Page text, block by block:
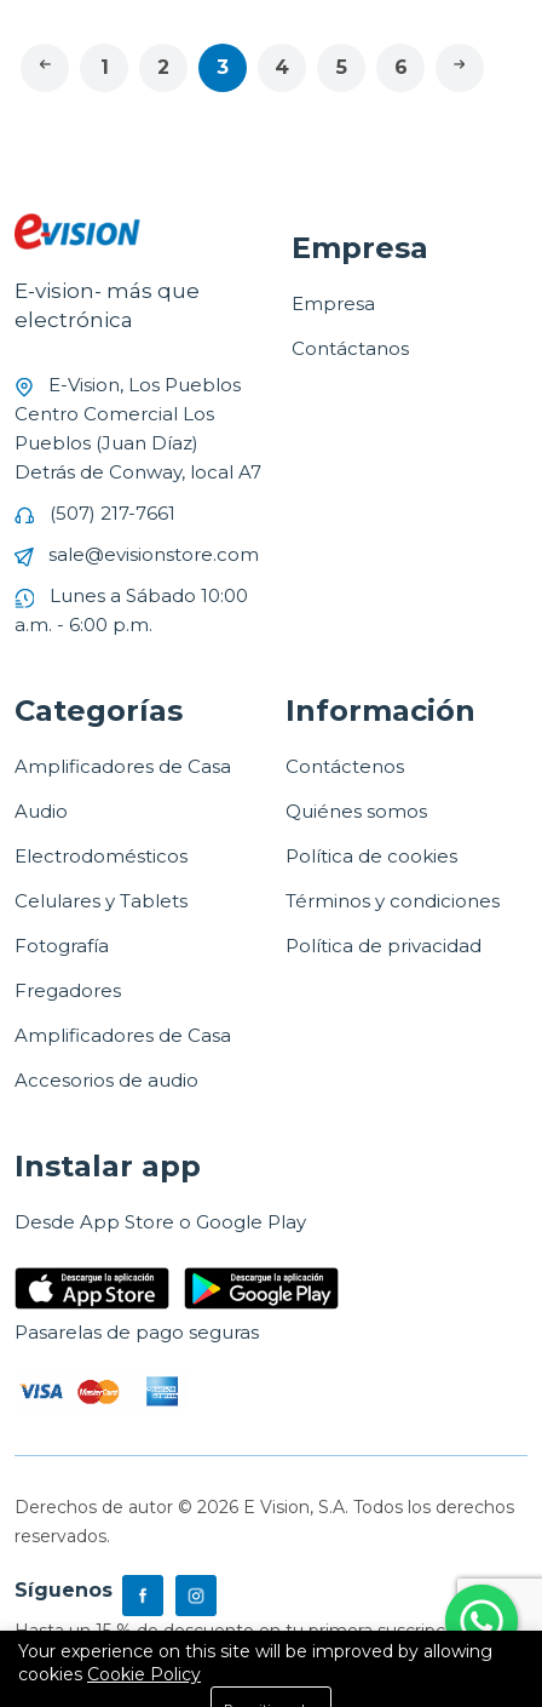
1 2 3 4 5 6
E-vision- más que
electrónica
E-Vision, Los Pueblos
Centro Comercial Los
Pueblos (Juan Díaz)
Detrás de Conway, local A7
(507) 217-7661
sale@evisionstore.com
Lunes a Sábado 10:00
a.m. - 6:00 p.m.
Empresa
Empresa
Contáctanos
Categorías
Amplificadores de Casa
Audio
Electrodomésticos
Celulares y Tablets
Fotografía
Fregadores
Amplificadores de Casa
Accesorios de audio
Información
Contáctenos
Quiénes somos
Política de cookies
Términos y condiciones
Política de privacidad
Instalar app
Desde App Store o Google Play
Pasarelas de pago seguras
Derechos de autor © 2026 E Vision, S.A. Todos los derechos
reservados.
Síguenos
Hasta un 15 % de descuento en tu primera suscripción
Your experience on this site will be improved by allowing
cookies Cookie Policy